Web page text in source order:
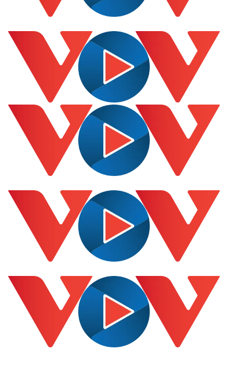
Tin nóng
Tư vấn luật
Quân sự - Quốc phòng
Việt Nam
Phân tích